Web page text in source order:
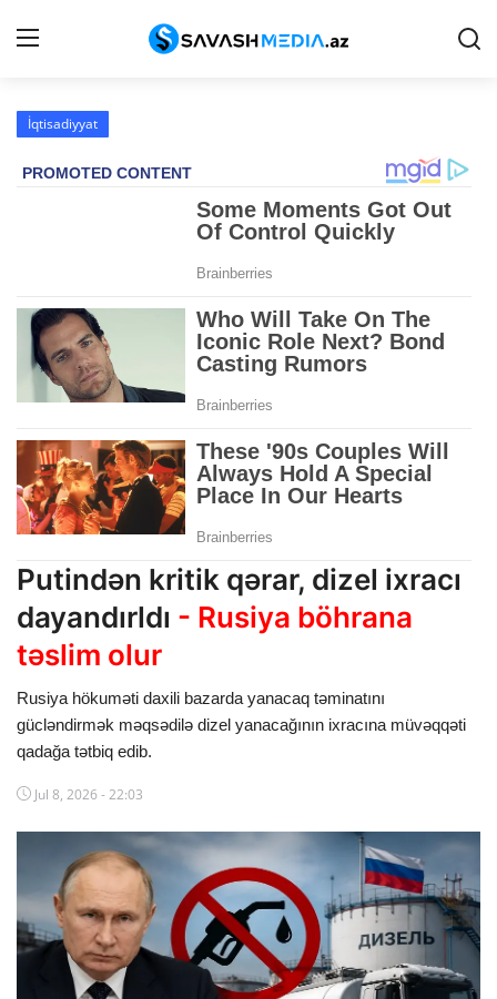
Haqqımızda
Gündəm
Siyasət
Hadisə
Dünya
Cəmiyyət
İdman
Mövqe
İqtisadiyyat
Putindən kritik qərar, dizel ixracı
dayandırldı - Rusiya böhrana
təslim olur
Rusiya hökuməti daxili bazarda yanacaq təminatını
gücləndirmək məqsədilə dizel yanacağının ixracına müvəqqəti
qadağa tətbiq edib.
Jul 8, 2026 - 22:03